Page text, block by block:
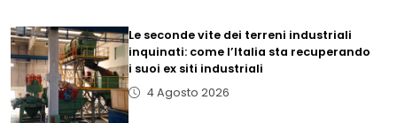
Le seconde vite dei terreni industriali
inquinati: come l’Italia sta recuperando
i suoi ex siti industriali
4 Agosto 2026